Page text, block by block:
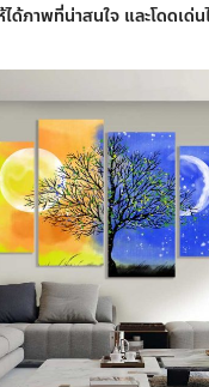
ด้ภาพที่น่าสนใจ และโดดเด่